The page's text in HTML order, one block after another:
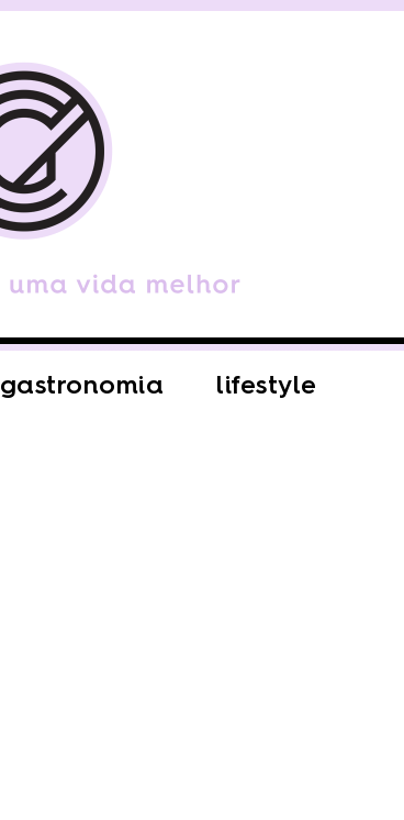
gastronomia lifestyle